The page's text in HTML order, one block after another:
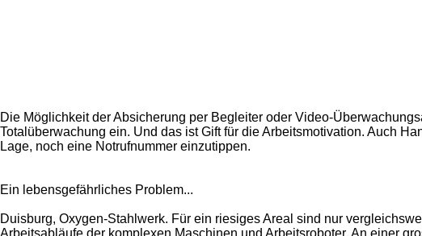
Die Möglichkeit der Absicherung per Begleiter oder Video-
Totalüberwachung ein. Und das ist Gift für die Arbeitsmotivation. Auch
Lage, noch eine Notrufnummer einzutippen.
Ein lebensgefährliches Problem...
Duisburg, Oxygen-Stahlwerk. Für ein riesiges Areal sind nur
Arbeitsabläufe der komplexen Maschinen und Arbeitsroboter. An einer